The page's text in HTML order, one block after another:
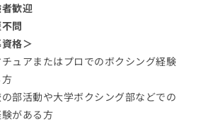
歓迎
問
格＞
チュアまたはプロでのボクシング経験
の部活動や大学ボクシング部などでの
がある方